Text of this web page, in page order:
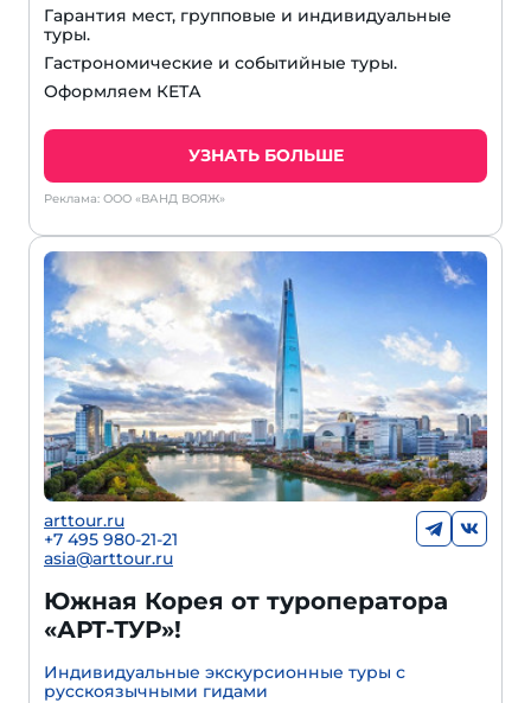
Гарантия мест, групповые и индивидуальные
туры.
Гастрономические и событийные туры.
Оформляем КЕТА
УЗНАТЬ БОЛЬШЕ
Реклама: ООО «ВАНД ВОЯЖ»
arttour.ru
+7 495 980-21-21
asia@arttour.ru
Южная Корея от туроператора
«АРТ-ТУР»!
Индивидуальные экскурсионные туры с
русскоязычными гидами